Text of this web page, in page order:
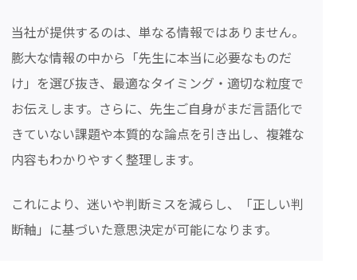
当社が提供するのは、単なる情報ではありません。
膨大な情報の中から「先生に本当に必要なものだ
け」を選び抜き、最適なタイミング・適切な粒度で
お伝えします。さらに、先生ご自身がまだ言語化で
きていない課題や本質的な論点を引き出し、複雑な
内容もわかりやすく整理します。
これにより、迷いや判断ミスを減らし、「正しい判
断軸」に基づいた意思決定が可能になります。